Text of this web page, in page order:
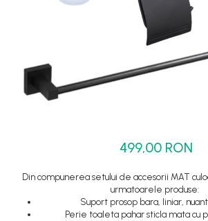
Baterii bideu
Baterii cada-Coloana dus
499,00 RON
Din compunerea setului de accesorii MAT
urmatoarele produse:
Suport prosop bara, liniar,
Perie toaleta pahar sticla mata